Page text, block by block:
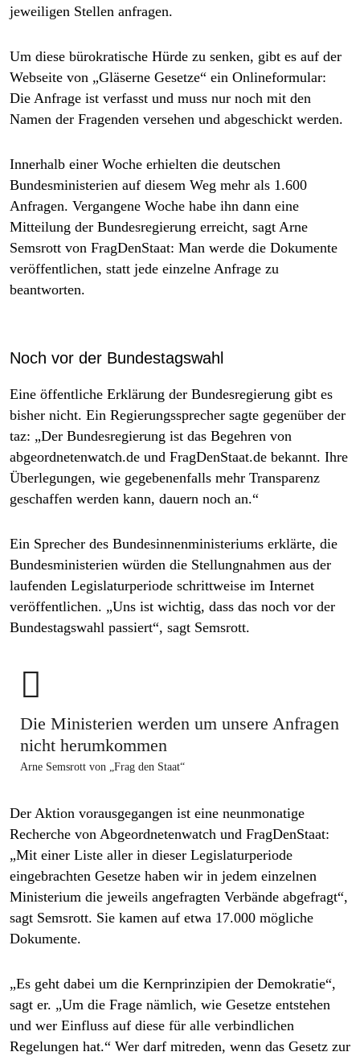
jeweiligen Stellen anfragen.
Um diese bürokratische Hürde zu senken, gibt es auf der
Webseite von „Gläserne Gesetze“ ein Onlineformular:
Die Anfrage ist verfasst und muss nur noch mit den
Namen der Fragenden versehen und abgeschickt werden.
Innerhalb einer Woche erhielten die deutschen
Bundesministerien auf diesem Weg mehr als 1.600
Anfragen. Vergangene Woche habe ihn dann eine
Mitteilung der Bundesregierung erreicht, sagt Arne
Semsrott von FragDenStaat: Man werde die Dokumente
veröffentlichen, statt jede einzelne Anfrage zu
beantworten.
Noch vor der Bundestagswahl
Eine öffentliche Erklärung der Bundesregierung gibt es
bisher nicht. Ein Regierungssprecher sagte gegenüber der
taz: „Der Bundesregierung ist das Begehren von
abgeordnetenwatch.de und FragDenStaat.de bekannt. Ihre
Überlegungen, wie gegebenenfalls mehr Transparenz
geschaffen werden kann, dauern noch an.“
Ein Sprecher des Bundesinnenministeriums erklärte, die
Bundesministerien würden die Stellungnahmen aus der
laufenden Legislaturperiode schrittweise im Internet
veröffentlichen. „Uns ist wichtig, dass das noch vor der
Bundestagswahl passiert“, sagt Semsrott.

Die Ministerien werden um unsere Anfragen
nicht ­herumkommen
Arne Semsrott von „Frag den Staat“
Der Aktion vorausgegangen ist eine neunmonatige
Recherche von Abgeordnetenwatch und FragDenStaat:
„Mit einer Liste aller in dieser Legislaturperiode
eingebrachten Gesetze haben wir in jedem einzelnen
Ministerium die jeweils angefragten Verbände abgefragt“,
sagt Semsrott. Sie kamen auf etwa 17.000 mögliche
Dokumente.
„Es geht dabei um die Kernprinzipien der Demokratie“,
sagt er. „Um die Frage nämlich, wie Gesetze entstehen
und wer Einfluss auf diese für alle verbindlichen
Regelungen hat.“ Wer darf mitreden, wenn das Gesetz zur